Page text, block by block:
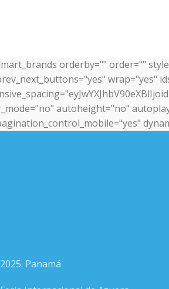
orderby="" order=""
wrap="yes"
autoheight="no"
2025. Panamá